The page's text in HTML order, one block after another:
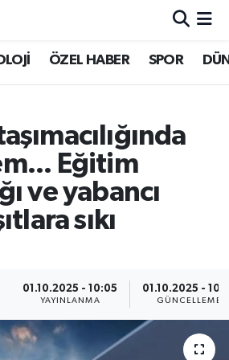
ÖZEL HABER SPOR
Eğitim
ve yabancı
sıkı
01.10.2025 - 10:05
YAYINLANMA
01.10.2025 -
GÜNCELLEME